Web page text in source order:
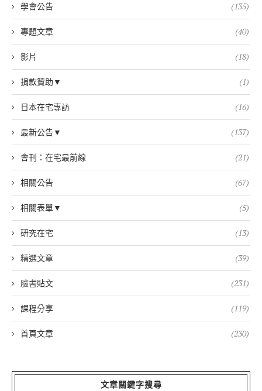
學會公告 (135)
專題文章 (40)
影片 (18)
捐款贊助▼ (1)
日本在宅專訪 (16)
最新公告▼ (137)
會刊：在宅最前線 (21)
相關公告 (67)
相關表單▼ (5)
研究在宅 (13)
精選文章 (39)
臉書貼文 (231)
課程分享 (119)
首頁文章 (230)
文章關鍵字搜尋